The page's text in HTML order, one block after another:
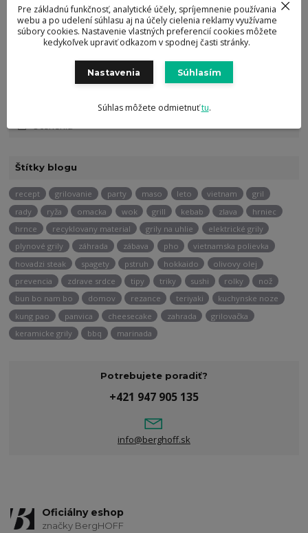
Kategórie blogu
Tipy a triky
Akcie/Spolupráce
Recyklované materiály
Ocenenia
Štítky blogu
recept grilovanie party maso leto vietnam
gril
rady
ryža omacka wok grill kebab zlava
hrniec
hrnce
recyklovany material grily na uhlie
elektrické grily
plynové grily
záhrada zábava pho
vietnamska polievka
hovadzi steak
spagety pstruh hokkaido
olivovy olej
prevencia
zdrave srdce tipy triky sushi rolky
nož
bun bo nam bo
domov rezance teriyaki
kuchynske noze
kung pao
panvica cheesecake zahrada
grilovačka
keramicke grily
bbq marinada
Potrebujete poradiť?
+421 947 905 135
info@berghoff.sk
Oficiálny eshop
značky BergHOFF
Pre základnú funkčnosť, analytické účely, spríjemnenie používania
webu a po udelení súhlasu aj na účely cielenia reklamy využívame
súbory cookies. Nastavenie vlastných preferencií cookies môžete
kedykoľvek upraviť odkazom v spodnej časti stránky.
Nastavenia Súhlasím
Súhlas môžete odmietnuťtu.